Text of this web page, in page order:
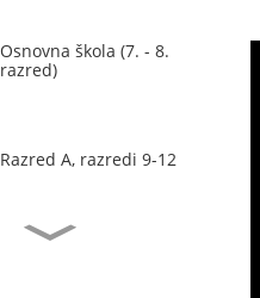
Osnovna škola (7. - 8.
razred)
Razred A, razredi 9-12
Akademija kreativnog